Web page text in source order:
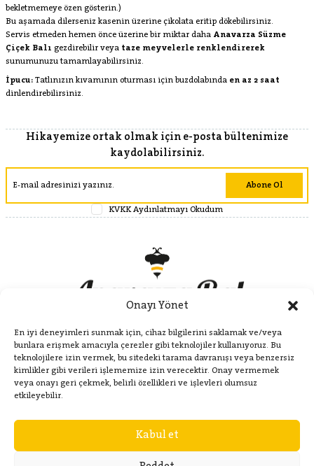
Onayı Yönet
En iyi deneyimleri sunmak için, cihaz bilgilerini saklamak ve/veya
bunlara erişmek amacıyla çerezler gibi teknolojiler kullanıyoruz. Bu
teknolojilere izin vermek, bu sitedeki tarama davranışı veya benzersiz
kimlikler gibi verileri işlememize izin verecektir. Onay vermemek
veya onayı geri çekmek, belirli özellikleri ve işlevleri olumsuz
etkileyebilir.
Kabul et
bekletmemeye özen gösterin.)
Bu aşamada dilerseniz kasenin üzerine çikolata eritip dökebilirsiniz.
Servis etmeden hemen önce üzerine bir miktar daha Anavarza Süzme
Çiçek Balı gezdirebilir veya taze meyvelerle renklendirerek
sunumunuzu tamamlayabilirsiniz.
İpucu: Tatlınızın kıvamının oturması için buzdolabında en az 2 saat
dinlendirebilirsiniz.
Hikayemize ortak olmak için e-posta bültenimize
kaydolabilirsiniz.
KVKK Aydınlatmayı Okudum
Abone Ol
Kategoriler